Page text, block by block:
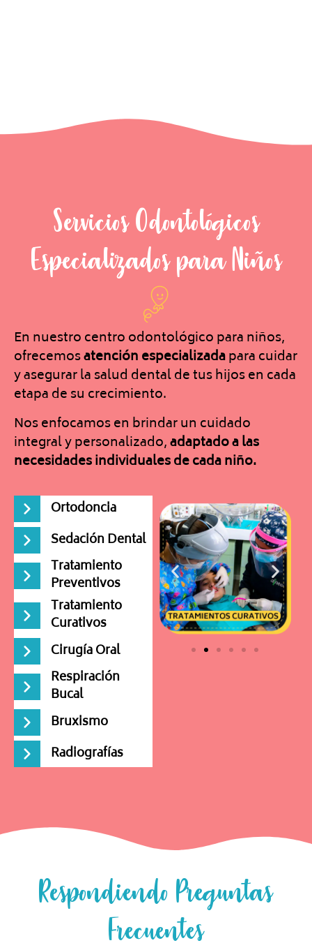
Servicios Odontológicos
Especializados para Niños
En nuestro centro odontológico para niños,
ofrecemosatención especializadapara cuidar
y asegurar la salud dental de tus hijos en cada
etapa de su crecimiento.
Nos enfocamos en brindar un cuidado
integral y personalizado,adaptado a las
necesidades individuales de cada niño.
Ortodoncia
Sedación Dental
Tratamiento
Preventivos
Tratamiento
Curativos
Cirugía Oral
Respiración
Bucal
Bruxismo
Radiografías
Respondiendo Preguntas
Frecuentes